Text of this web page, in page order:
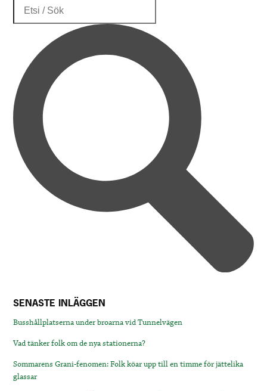
SENASTE INLÄGGEN
Busshållplatserna under broarna vid Tunnelvägen
Vad tänker folk om de nya stationerna?
Sommarens Grani-fenomen: Folk köar upp till en timme för jättelika
glassar